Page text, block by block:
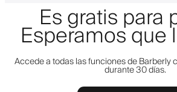
Es gratis para
Esperamos que
Accede a todas las funciones de Barberly
durante 30 días.